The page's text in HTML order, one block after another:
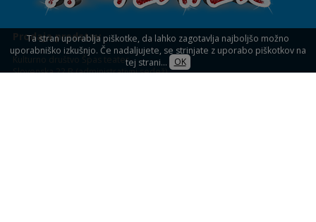
Prodaja predstav
Kulturno društvo Špas teater
Slovenska 22 B (administrativni sedež)
Ta stran uporablja piškotke, da lahko zagotavlja najboljšo možno
uporabniško izkušnjo. Če nadaljujete, se strinjate z uporabo piškotkov na
tej strani...
OK